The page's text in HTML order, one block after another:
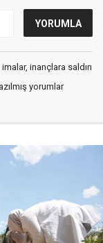
inançlara saldırı
yorumlar